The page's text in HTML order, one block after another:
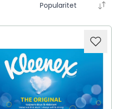
Popularitet